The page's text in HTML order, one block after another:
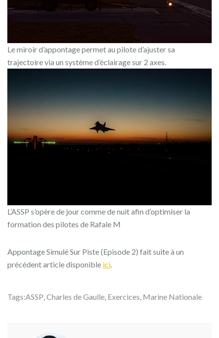
Le miroir d’appontage permet au pilote d’ajuster sa
trajectoire via un système d’éclairage sur 2 axes.
L’ASSP s’opère de jour comme de nuit afin d’optimiser la
formation des pilotes de Rafale M
Appontage Simulé Sur Piste (Episode 2) fait suite à un
précédent article disponible ici.
Tags:ASSP,Charles de Gaulle, Exercices, Marine Nationale